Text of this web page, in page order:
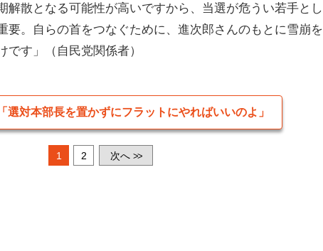
解散となる可能性が高いですから、当選が危うい若手とし
要。自らの首をつなぐために、進次郎さんのもとに雪崩を
す」（自民党関係者）
「選対本部長を置かずにフラットにやればいいのよ」
1 2 次へ >>